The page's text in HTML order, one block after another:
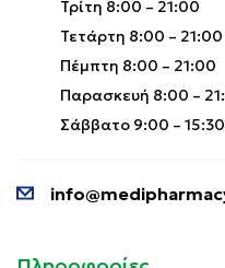
Τρίτη 8:00 – 21:00
Τετάρτη 8:00 – 21:00
Πέμπτη 8:00 – 21:00
Παρασκευή 8:00 –
Σάββατο 9:00 – 15:30